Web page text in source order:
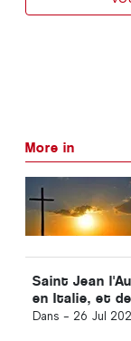
More in
Saint Jean
en Italie, et
Dans - 26 Jul